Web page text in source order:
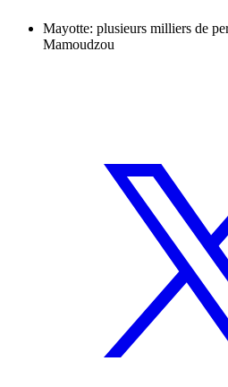
Mayotte: plusieurs milliers de
Mamoudzou